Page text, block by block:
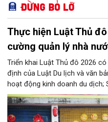
Đừng bỏ lỡ
Thực hiện Luật Thủ
cường quản lý nhà
Triển khai Luật Thủ đô 2026
định của Luật Du lịch và văn
hoạt động kinh doanh du dịch;
chức, đơn vị, doanh nghiệp
bàn thành phố thực hiện một
góp phần thực hiện thắng lợi